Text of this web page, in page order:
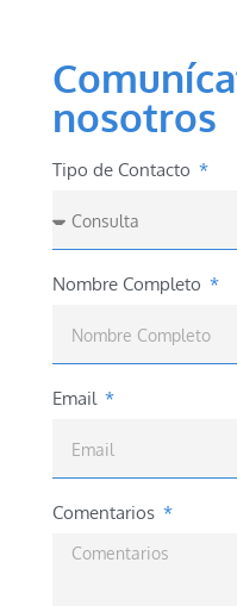
nosotros
Tipo de Contacto
Nombre Completo
Email
Comentarios